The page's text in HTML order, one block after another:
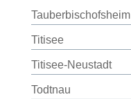
Tauberbischofsheim
Titisee
Titisee-Neustadt
Todtnau